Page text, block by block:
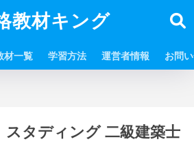
教材キング
材一覧 学習方法 運営者情報 お問
スタディング 二級建築士